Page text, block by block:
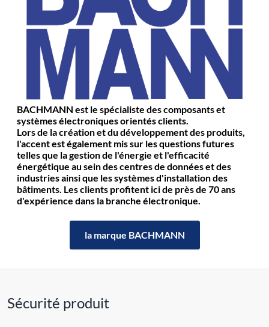
BACHMANN est le spécialiste des composants et
systèmes électroniques orientés clients.
Lors de la création et du développement des produits,
l'accent est également mis sur les questions futures
telles que la gestion de l'énergie et l'efficacité
énergétique au sein des centres de données et des
industries ainsi que les systèmes d'installation des
bâtiments. Les clients profitent ici de près de 70 ans
d'expérience dans la branche électronique.
la marque BACHMANN
Sécurité produit